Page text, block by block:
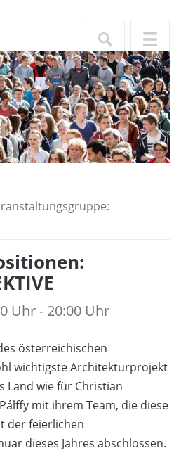
Uhr - 20:00 Uhr
österreichischen
wichtigste Architekturprojekt
Land wie für Christian
mit ihrem Team, die diese
der feierlichen
dieses Jahres abschlossen.